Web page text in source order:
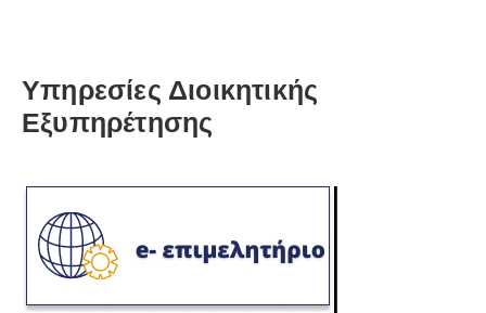
Υπηρεσίες Διοικητικής
Εξυπηρέτησης